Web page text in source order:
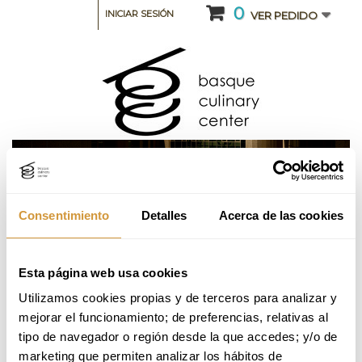
Consentimiento Detalles Acerca de las cookies
Esta página web usa cookies
Utilizamos cookies propias y de terceros para analizar y
mejorar el funcionamiento; de preferencias, relativas al
tipo de navegador o región desde la que accedes; y/o de
marketing que permiten analizar los hábitos de
0 VER PEDIDO
INICIAR SESIÓN
Aplicaciones Contemporáneas 26-27 edición
Octubre (Online)
Volver a Oferta Formativa